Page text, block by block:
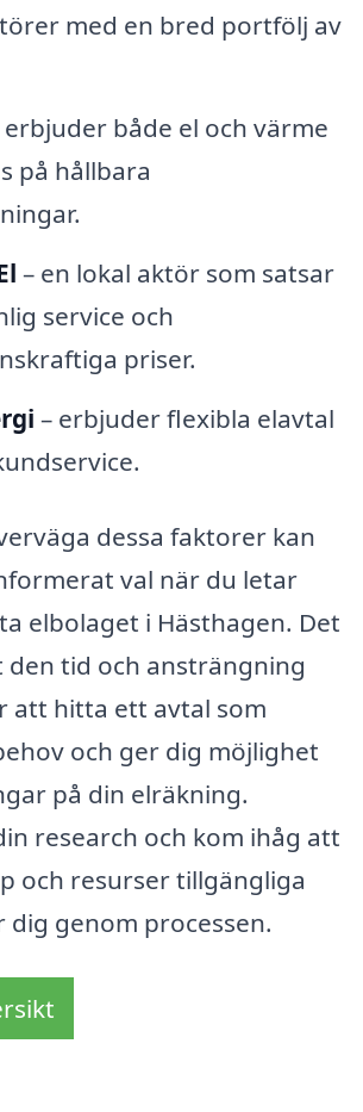
med en bred portfölj av
erbjuder både el och värme
på hållbara
– en lokal aktör som satsar
service och
priser.
– erbjuder flexibla elavtal
dessa faktorer kan
val när du letar
elbolaget i Hästhagen. Det
den tid och ansträngning
att hitta ett avtal som
och ger dig möjlighet
på din elräkning.
research och kom ihåg att
och resurser tillgängliga
genom processen.